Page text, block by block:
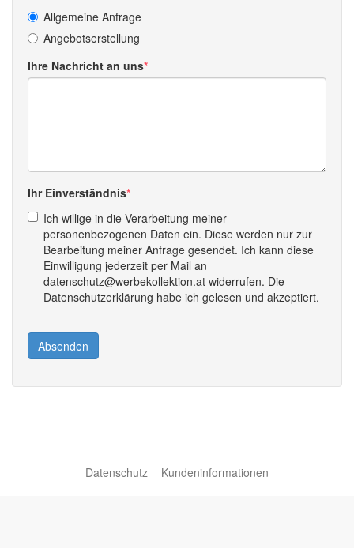
Allgemeine Anfrage
Angebotserstellung
Ihre Nachricht an uns
Ihr Einverständnis
Ich willige in die Verarbeitung meiner
personenbezogenen Daten ein. Diese werden nur zur
Bearbeitung meiner Anfrage gesendet. Ich kann diese
Einwilligung jederzeit per Mail an
datenschutz@werbekollektion.at widerrufen. Die
Datenschutzerklärung habe ich gelesen und akzeptiert.
Absenden
Datenschutz Kundeninformationen